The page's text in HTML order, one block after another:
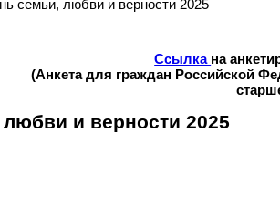
семьи, любви и верности 2025
Ссылка на
(Анкета для граждан Российской
и верности 2025